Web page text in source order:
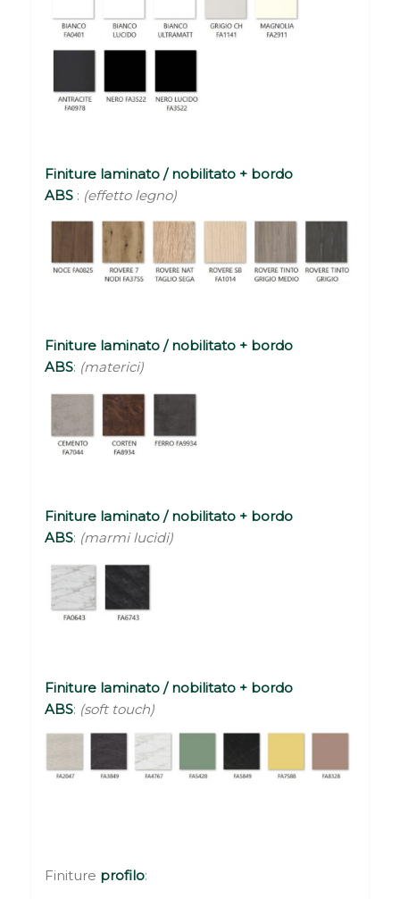
Finiture laminato / nobilitato + bordo
ABS : (effetto legno)
Finiture laminato / nobilitato + bordo
ABS: (materici)
Finiture laminato / nobilitato + bordo
ABS: (marmi lucidi)
Finiture laminato / nobilitato + bordo
ABS: (soft touch)
Finiture profilo: